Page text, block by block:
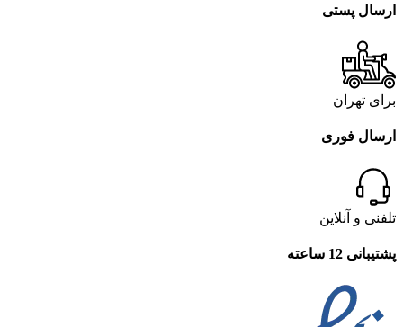
ارسال پستی
برای تهران
ارسال فوری
تلفنی و آنلاین
پشتیبانی 12 ساعته